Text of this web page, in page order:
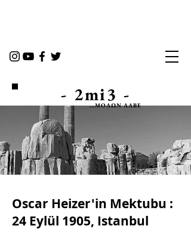
- 2mi3 -
...ΜOΛΩΝ ΛΑΒΕ
Oscar Heizer'in Mektubu :
24 Eylül 1905, Istanbul